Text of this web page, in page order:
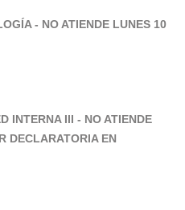
- NO ATIENDE LUNES 10
INTERNA III - NO ATIENDE
DECLARATORIA EN